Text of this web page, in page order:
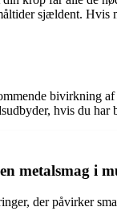
sjældent.
bivirkning
hvis du har
metalsmag i
der påvirker